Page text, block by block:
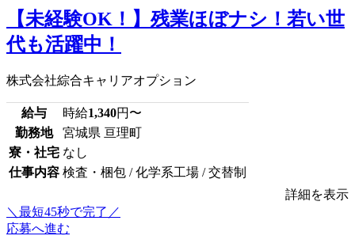
【未経験OK！】残業ほぼナシ！若い世
代も活躍中！
株式会社綜合キャリアオプション
給与 時給1,340円〜
勤務地
宮城県 亘理町
寮・社宅 なし
仕事内容 検査・梱包 / 化学系工場 / 交替制
詳細を表示
＼最短45秒で完了／
応募へ進む